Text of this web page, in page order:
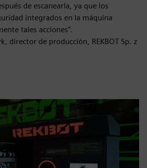
de escanearla, ya que los
integrados en la máquina
tales acciones”.
director de producción, REKBOT Sp. z